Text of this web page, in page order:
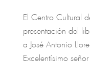
El Centro Cultural
presentación del
a José Antonio
Excelentísimo